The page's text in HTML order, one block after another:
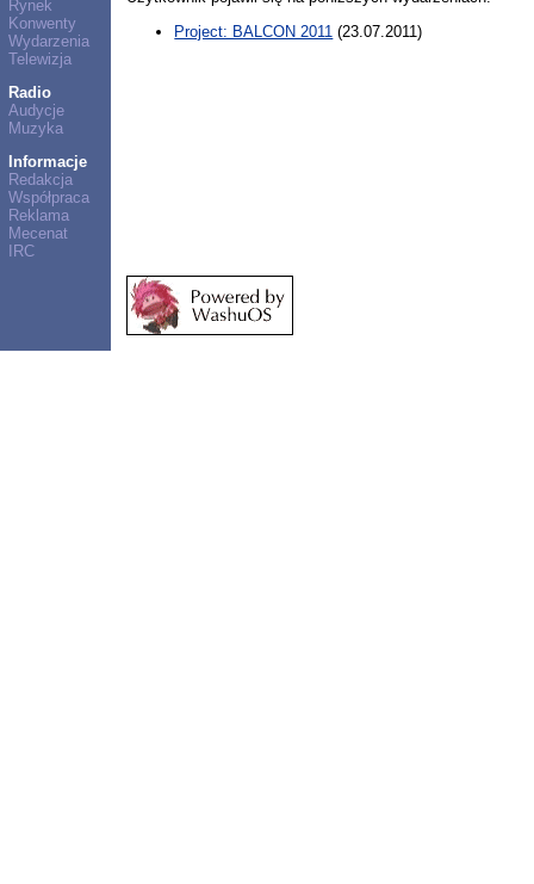
Rynek
Konwenty
Wydarzenia
Telewizja
Radio
Audycje
Muzyka
Informacje
Redakcja
Współpraca
Reklama
Mecenat
IRC
Project: BALCON 2011 (23.07.2011)